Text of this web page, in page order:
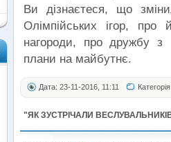
Ви дізнаєтеся, що
Олімпійських ігор, про
нагороди, про дружбу
плани на майбутнє.
Дата: 23-11-2016, 11:11
"ЯК ЗУСТРІЧАЛИ